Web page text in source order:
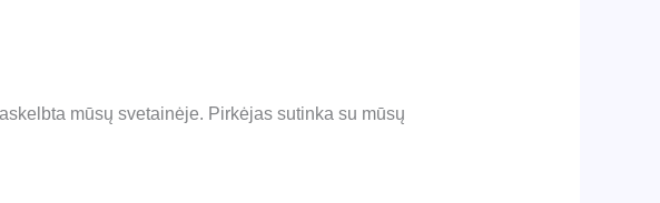
mūsų svetainėje. Pirkėjas sutinka su mūsų